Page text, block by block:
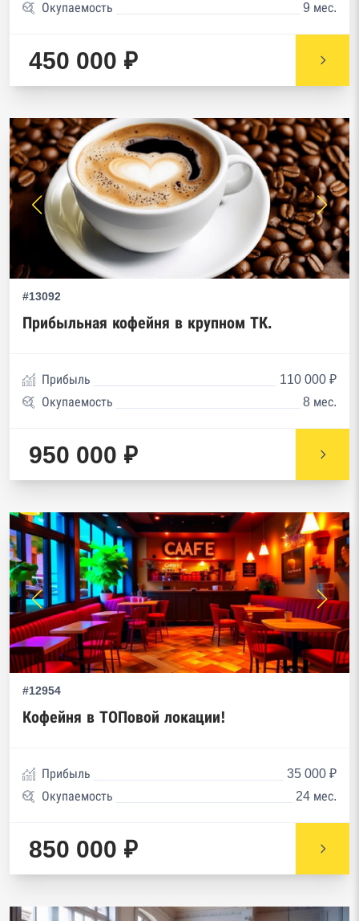
Окупаемость
9 мес.
450 000 ₽
#13092
Прибыльная кофейня в крупном ТК.
Прибыль
110 000 ₽
Окупаемость
8 мес.
950 000 ₽
#12954
Кофейня в ТОПовой локации!
Прибыль
35 000 ₽
Окупаемость
24 мес.
850 000 ₽